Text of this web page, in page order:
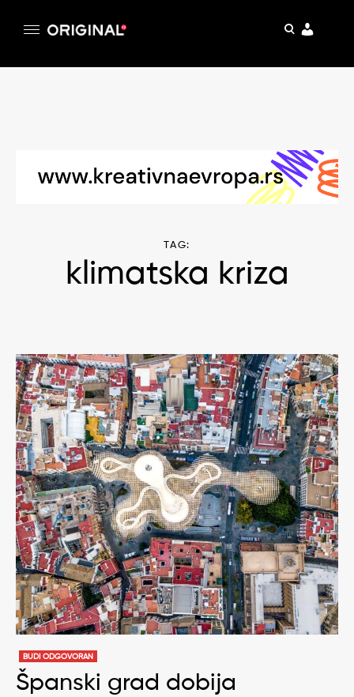
pretraga
TAG:
klimatska kriza
BUDI ODGOVORAN
Španski grad dobija